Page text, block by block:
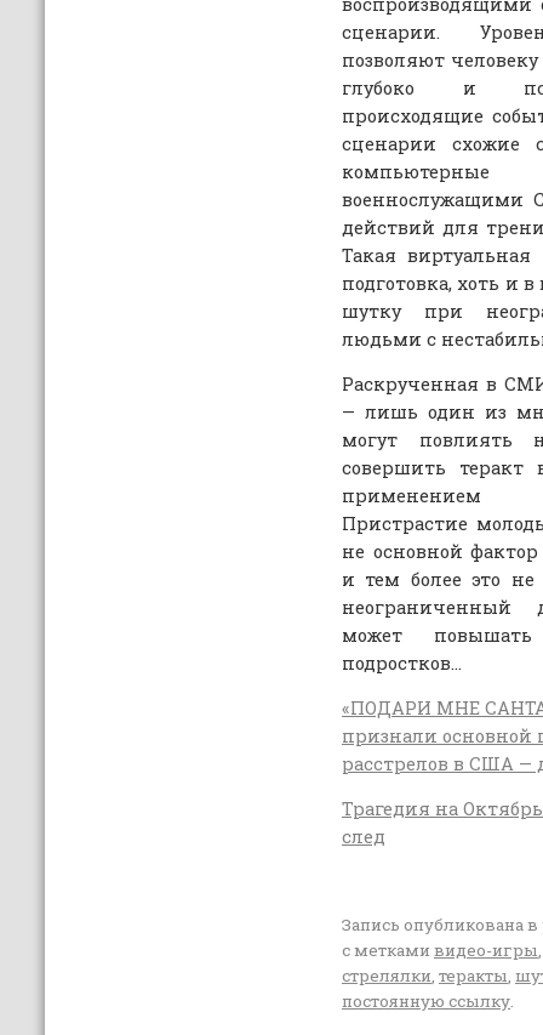
сценарии.
позволяют
глубоко и
происходящие
сценарии схожие
военнослужащими
действий для
Такая виртуальная
подготовка, хоть и
шутку при
людьми с
Раскрученная в
— лишь один из
могут повлиять
совершить теракт
применением
Пристрастие
не основной
и тем более это
неограниченный
может
подростков…
«ПОДАРИ МНЕ
признали
расстрелов в США —
Трагедия на
след
Запись опубликована
с метками видео-игры
стрелялки, теракты,
постоянную ссылку.